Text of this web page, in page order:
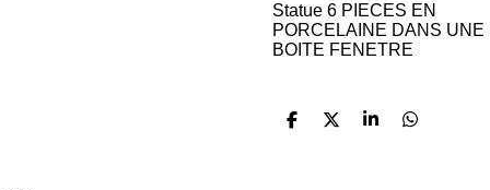
Statue 6 PIECES EN
PORCELAINE DANS UNE
BOITE FENETRE
D
D
S
D